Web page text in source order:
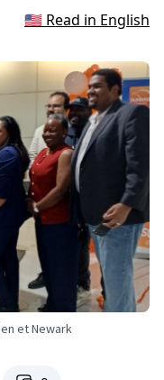
🇺🇸 Read in English
et Newark